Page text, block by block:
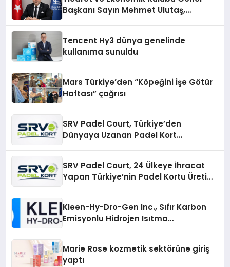
Başkanı Sayın Mehmet Ulutaş,
Tencent Hy3 dünya genelinde
kullanıma sunuldu
Mars Türkiye’den “Köpeğini İşe Götür
Haftası” çağrısı
SRV Padel Court, Türkiye’den
Dünyaya Uzanan Padel Kort
SRV Padel Court, 24 Ülkeye İhracat
Yapan Türkiye’nin Padel Kortu Üretim
Kleen-Hy-Dro-Gen Inc., Sıfır Karbon
Emisyonlu Hidrojen Isıtma
Marie Rose kozmetik sektörüne giriş
yaptı